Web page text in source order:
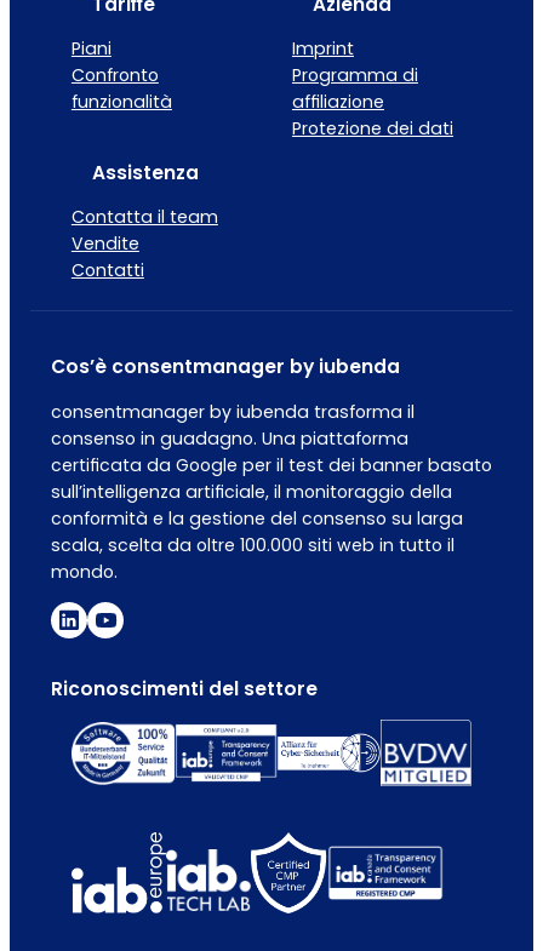
Piani
Confronto
funzionalità
Imprint
Programma di
affiliazione
Protezione dei dati
Assistenza
Contatta il team
Vendite
Contatti
Cos’è consentmanager by iubenda
consentmanager by iubenda trasforma il
consenso in guadagno. Una piattaforma
certificata da Google per il test dei banner basato
sull’intelligenza artificiale, il monitoraggio della
conformità e la gestione del consenso su larga
scala, scelta da oltre 100.000 siti web in tutto il
mondo.
Riconoscimenti del settore